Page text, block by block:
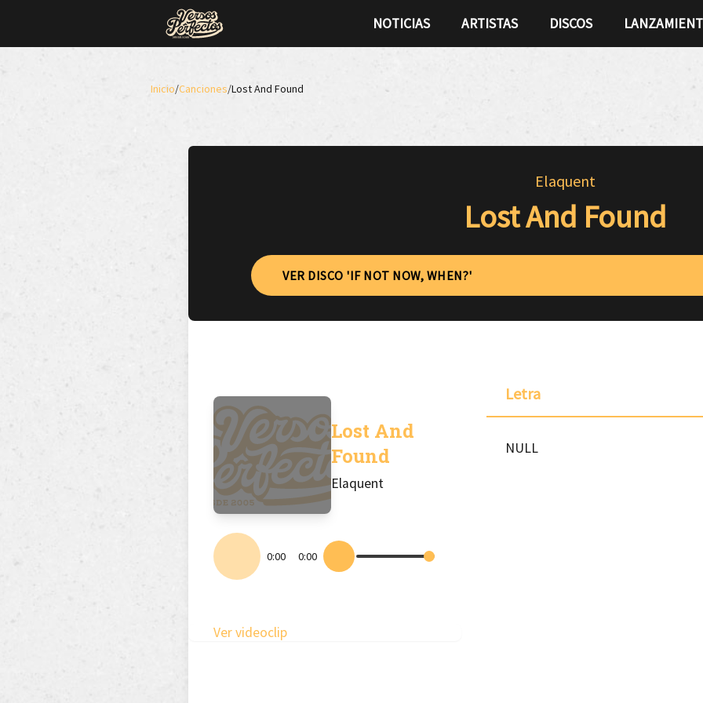
NOTICIAS ARTISTAS DISCOS
Inicio/Canciones/Lost And Found
Elaquent
Lost And Found
VER DISCO 'IF NOT NOW, WHEN?'
Lost And
Found
Elaquent
0:00 0:00
Ver videoclip
Letra
NULL